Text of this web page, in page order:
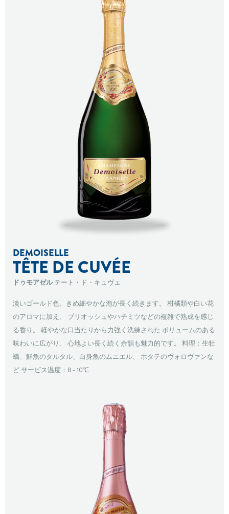
DEMOISELLE
TÊTE DE CUVÉE
ドゥモアゼルテート・ド・キュヴェ
淡いゴールド色。きめ細やかな泡が長く続きます。 柑橘類や白い花
のアロマに加え、
ブリオッシュやハチミツなどの複雑で熟成を感じ
る香り。 軽やかな口当たりから力強く洗練された ボリュームのある
味わいに広がり、 心地よい長く続く余韻も魅力的です。 料理：生牡
蠣、鮮魚のタルタル、白身魚のムニエル、 ホタテのヴォロヴァンな
どサービス温度：8 - 10℃